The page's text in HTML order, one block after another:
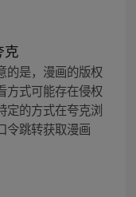
克
的是，漫画的版权
方式可能存在侵权
定的方式在夸克浏
令跳转获取漫画